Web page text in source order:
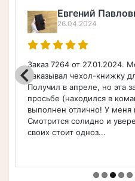
Алексей
22.04.2024
Порадовал широкий
чехлы, очень быстро
Советую.